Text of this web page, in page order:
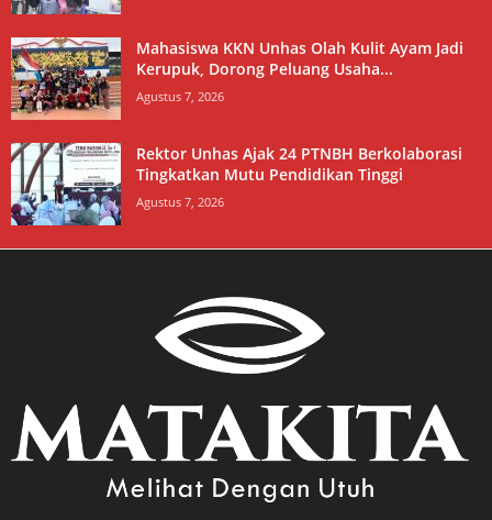
Mahasiswa KKN Unhas Olah Kulit Ayam Jadi
Kerupuk, Dorong Peluang Usaha...
Agustus 7, 2026
Rektor Unhas Ajak 24 PTNBH Berkolaborasi
Tingkatkan Mutu Pendidikan Tinggi
Agustus 7, 2026